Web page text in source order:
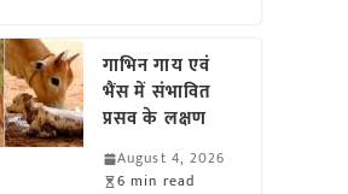
गाभिन गाय एवं
भैंस में संभावित
प्रसव के लक्षण
August 4, 2026
6 min read